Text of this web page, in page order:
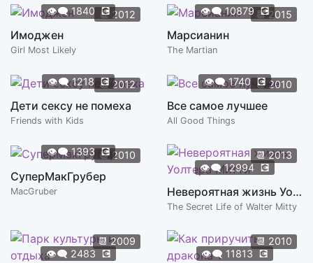
📆2012
👁️‍🗨️1840 💽
Имоджен
Girl Most Likely
📆2015
👁️‍🗨️10879 💽
Марсианин
The Martian
📆2012
👁️‍🗨️1218 💽
Дети сексу не помеха
Friends with Kids
📆2010
👁️‍🗨️1740 💽
Все самое лучшее
All Good Things
📆2010
👁️‍🗨️1393 💽
СуперМакГрубер
MacGruber
📆2013
👁️‍🗨️12994 💽
Невероятная жизнь Уолтера Митти
The Secret Life of Walter Mitty
📆 2009
👁️‍🗨️ 2483 💽
📆 2010
👁️‍🗨️ 11813 💽